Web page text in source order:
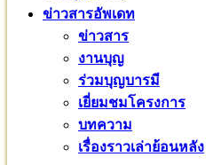
ข่าวสารอัพเดท
ข่าวสาร
งานบุญ
ร่วมบุญบารมี
เยี่ยมชมโครงการ
บทความ
เรื่องราวเล่าย้อนหลัง